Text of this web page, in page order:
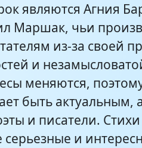
являются Агния
Маршак, чьи
из-за своей
и
меняются,
быть актуальным,
и писатели. Стихи
серьезные и